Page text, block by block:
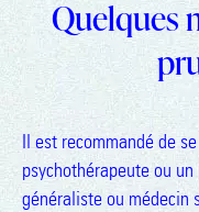
Quelques
Il est recommandé de
psychothérapeute ou
généraliste ou médecin